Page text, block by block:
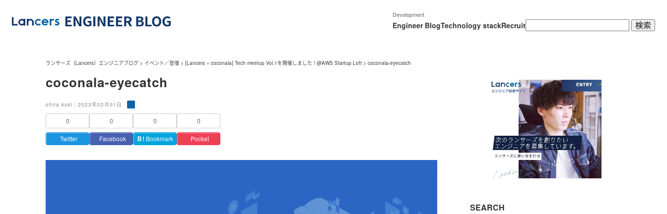
Development
Engineer BlogTechnology stackRecruit検
索:
ランサーズ（Lancers）エンジニアブログ > イベント／登壇 > [Lancers × coconala] Tech meetup Vol.1を開催しました ! @AWS Startup Loft > coconala-eyecatch
coconala-eyecatch
ohira.koki｜2023年02月01日
0
Twitter
0
Facebook
0
Ｂ! Bookmark
0
Pocket
SEARCH